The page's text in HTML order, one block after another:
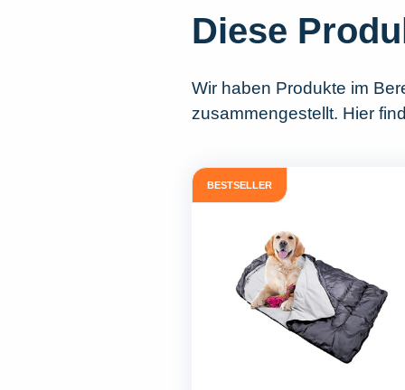
Diese
Wir haben Produkte im
zusammengestellt. Hier
BESTSELLER